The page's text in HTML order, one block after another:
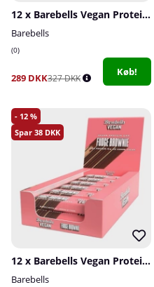
12 x Barebells Vegan Protein Bar, 55 g (Caramel Peanut)
Barebells
0
289 DKK327 DKK
Køb!
12
38
12 x Barebells Vegan Protein Bar, 55 g (Fudge Brownie)
Barebells